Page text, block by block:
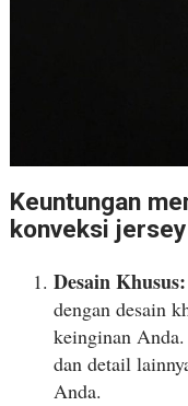
Keuntungan
konveksi
Desain Khusus:
dengan desain
keinginan
dan detail
Anda.